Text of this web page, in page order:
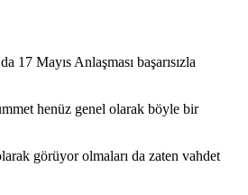
17 Mayıs Anlaşması başarısızla
henüz genel olarak böyle bir
görüyor olmaları da zaten vahdet